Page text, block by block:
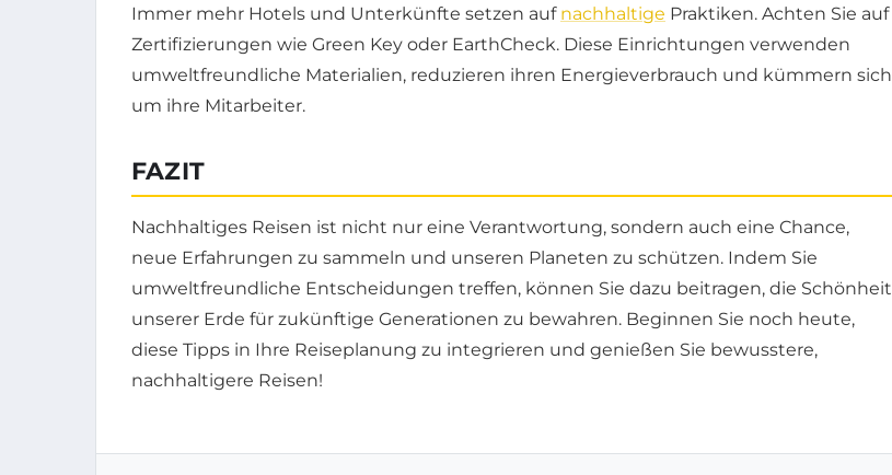
Immer mehr Hotels und Unterkünfte setzen auf nachhaltige Praktiken. Achten Sie auf
Zertifizierungen wie Green Key oder EarthCheck. Diese Einrichtungen verwenden
umweltfreundliche Materialien, reduzieren ihren Energieverbrauch und kümmern sich
um ihre Mitarbeiter.
FAZIT
Nachhaltiges Reisen ist nicht nur eine Verantwortung, sondern auch eine Chance,
neue Erfahrungen zu sammeln und unseren Planeten zu schützen. Indem Sie
umweltfreundliche Entscheidungen treffen, können Sie dazu beitragen, die Schönheit
unserer Erde für zukünftige Generationen zu bewahren. Beginnen Sie noch heute,
diese Tipps in Ihre Reiseplanung zu integrieren und genießen Sie bewusstere,
nachhaltigere Reisen!